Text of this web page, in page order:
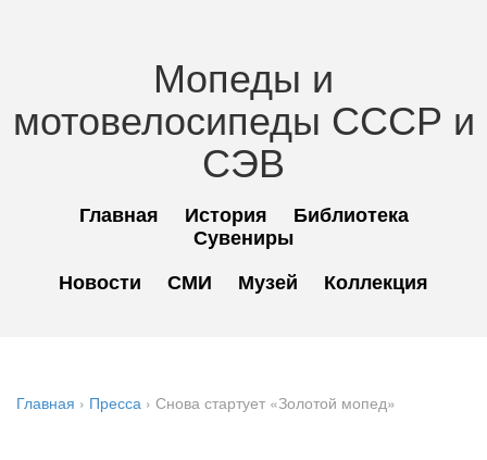
Мопеды и
мотовелосипеды СССР и
СЭВ
Главная История
Библиотека
Сувениры
Новости
СМИ Музей Коллекция
Главная › Пресса › Снова стартует «Золотой мопед»